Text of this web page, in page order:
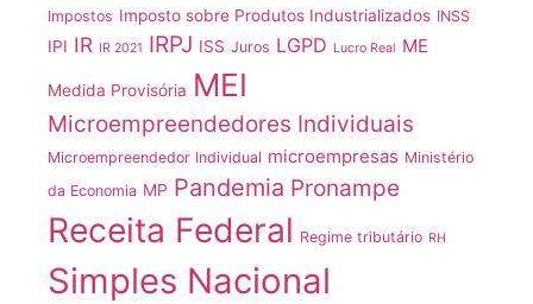
Impostos Imposto sobre Produtos Industrializados INSS
IPI IR IR 2021 IRPJ ISS Juros LGPD Lucro Real ME
Medida Provisória MEI
Microempreendedores Individuais
Microempreendedor Individual microempresas Ministério
da Economia MP Pandemia Pronampe
Receita Federal Regime tributário RH
Simples Nacional